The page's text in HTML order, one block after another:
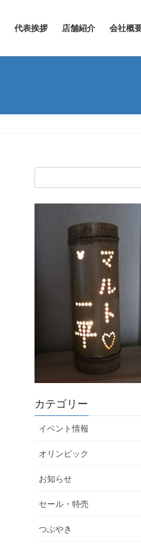
代表挨拶 店舗紹介 会社概
カテゴリー
イベント情報
オリンピック
お知らせ
セール・特売
つぶやき